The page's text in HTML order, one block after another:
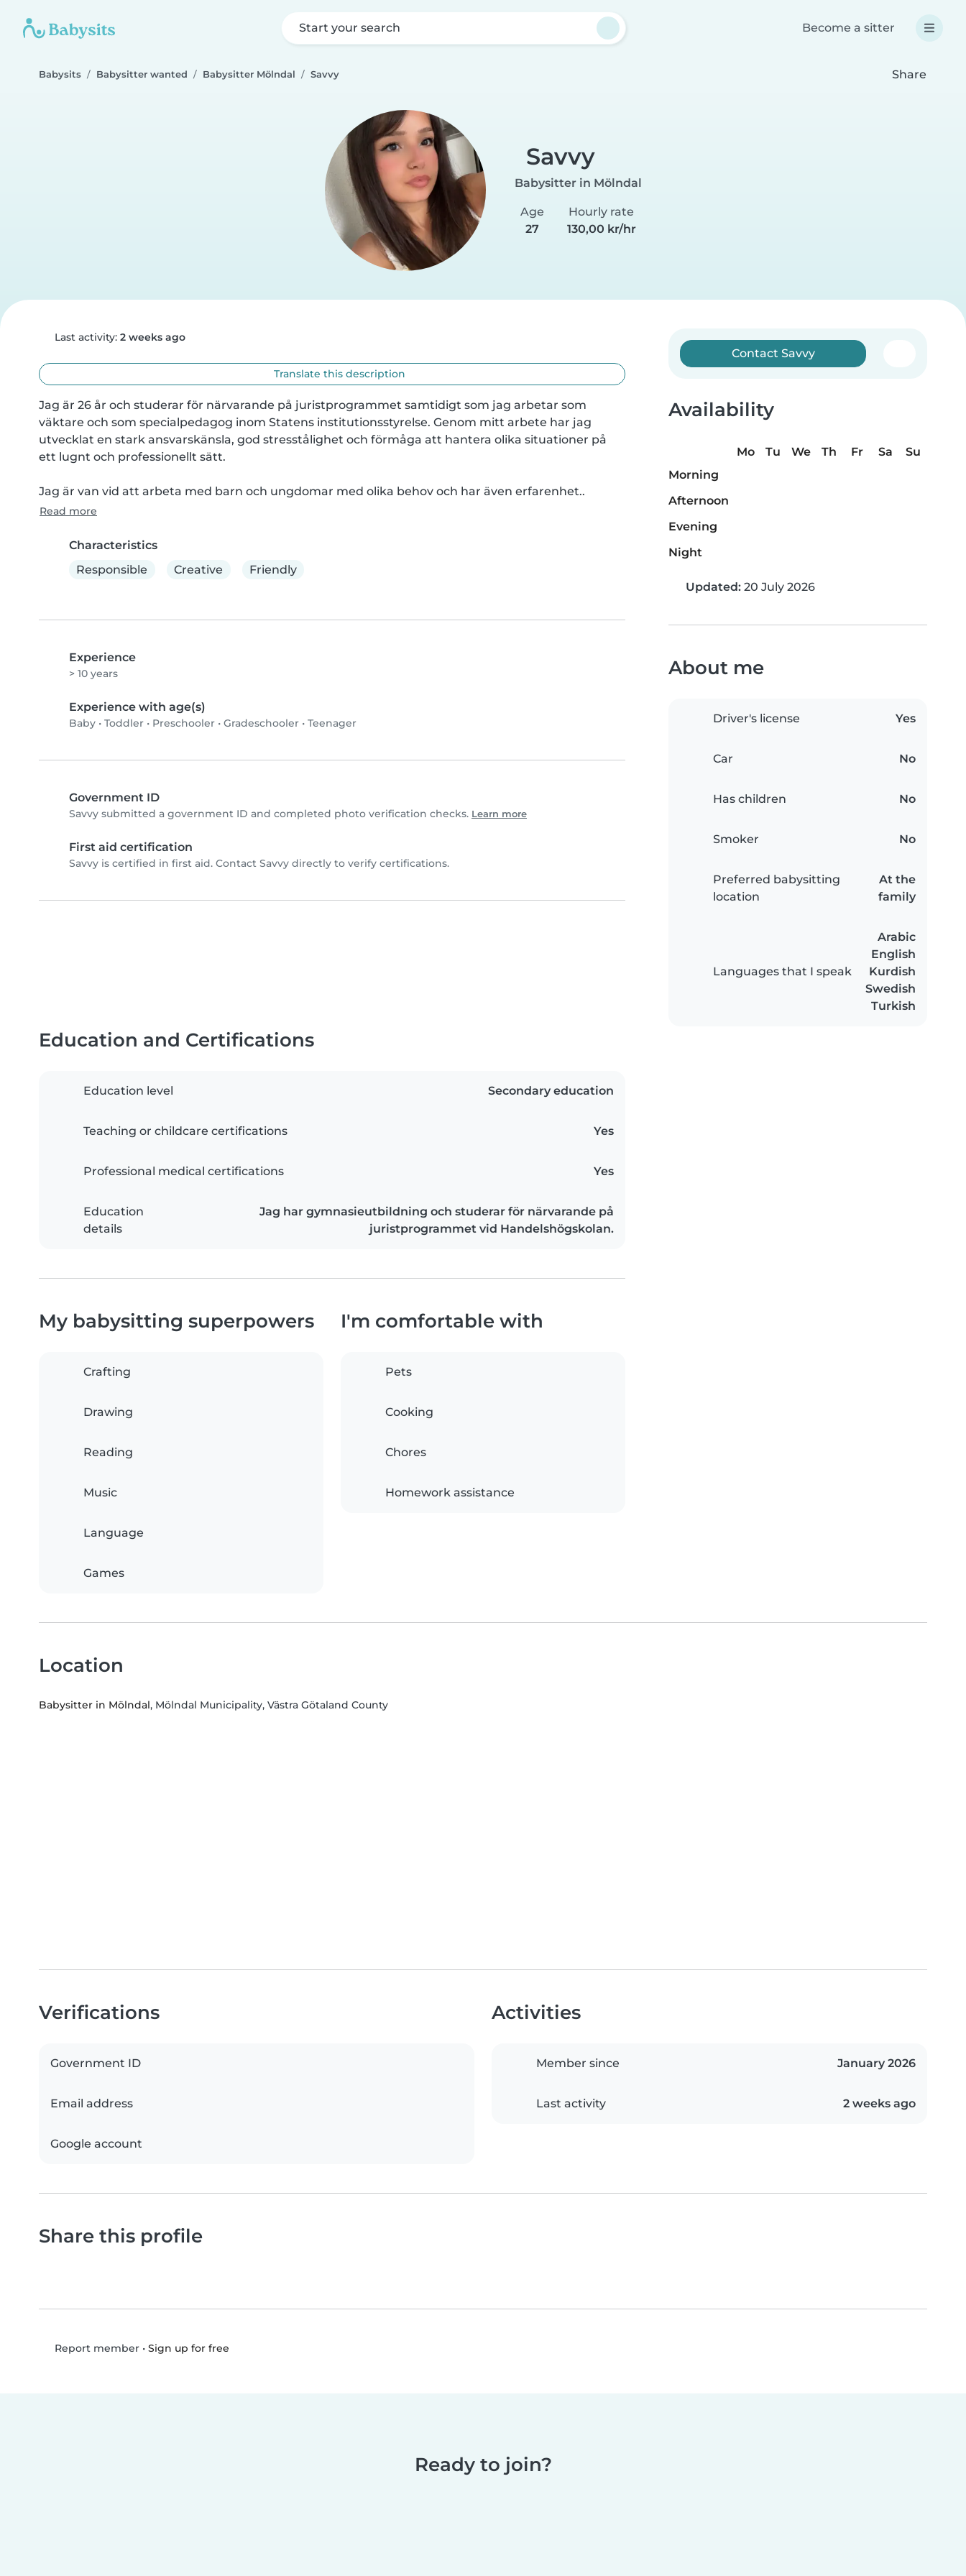
Start your search Become a sitter
Babysits Babysitter wanted Babysitter Mölndal Savvy Share
Savvy
Babysitter in Mölndal
Age
27
Hourly rate
130,00 kr/hr
Last activity: 2 weeks ago
Translate this description
Jag är 26 år och studerar för närvarande på juristprogrammet samtidigt som jag arbetar som
väktare och som specialpedagog inom Statens institutionsstyrelse. Genom mitt arbete har jag
utvecklat en stark ansvarskänsla, god stresstålighet och förmåga att hantera olika situationer på
ett lugnt och professionellt sätt.
Jag är van vid att arbeta med barn och ungdomar med olika behov och har även erfarenhet..
Read more
Characteristics
Responsible
Creative Friendly
Experience
> 10 years
Experience with age(s)
Baby • Toddler • Preschooler • Gradeschooler • Teenager
Government ID
Savvy submitted a government ID and completed photo verification checks. Learn more
First aid certification
Savvy is certified in first aid. Contact Savvy directly to verify certifications.
Contact Savvy
Availability
Mo Tu We Th Fr Sa
Su
Morning
Afternoon
Evening
Night
Updated: 20 July 2026
About me
Driver's license Yes
Car No
Has children No
Smoker No
Preferred babysitting
location
At the
family
Languages that I speak
Arabic
English
Kurdish
Swedish
Turkish
Education and Certifications
Education level Secondary education
Teaching or childcare certifications Yes
Professional medical certifications Yes
Education
details
Jag har gymnasieutbildning och studerar för närvarande på
juristprogrammet vid Handelshögskolan.
My babysitting superpowers
Crafting
Drawing
Reading
Music
Language
Games
I'm comfortable with
Pets
Cooking
Chores
Homework assistance
Location
Babysitter in Mölndal, Mölndal Municipality, Västra Götaland County
Verifications
Government ID
Email address
Google account
Activities
Member since January 2026
Last activity 2 weeks ago
Share this profile
Report member• Sign up for free
Ready to join?